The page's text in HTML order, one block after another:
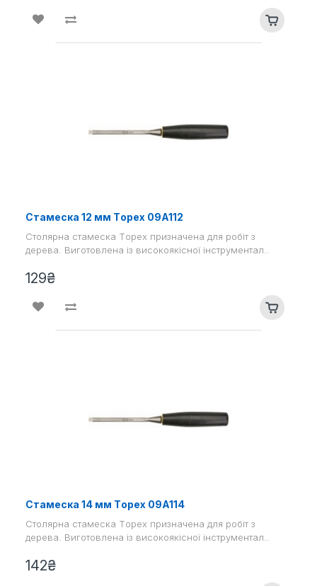
Стамеска 12 мм Tоpex 09A112
Столярна стамеска Tоpex призначена для робіт з
дерева. Виготовлена ​​із високоякісної інструментал..
129₴
Стамеска 14 мм Tоpex 09A114
Столярна стамеска Tоpex призначена для робіт з
дерева. Виготовлена ​​із високоякісної інструментал..
142₴